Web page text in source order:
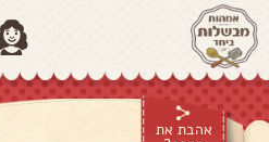
אהבת את